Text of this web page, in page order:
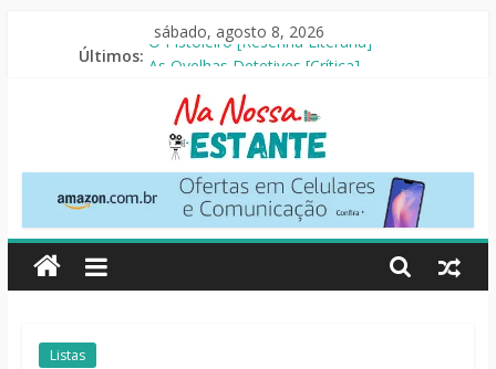
sábado, agosto 8, 2026
Últimos: O Pistoleiro [Resenha Literária]
Mestres do Universo [Crtítica]
Slow Horses – 3ª Temporada [Crítica]
Seus Amigos e Vizinhos [Crítica]
Na
Nossa
Estante
Críticas
Listas